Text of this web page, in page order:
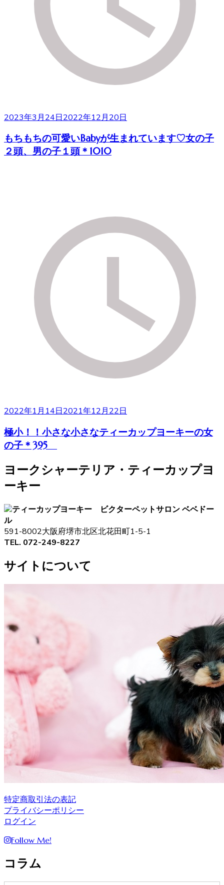
2023年3月24日2022年12月20日
もちもちの可愛いBabyが生まれています♡女の子
２頭、男の子１頭＊1010
2022年1月14日2021年12月22日
極小！！小さな小さなティーカップヨーキーの女
の子＊395
ヨークシャーテリア・ティーカップヨ
ーキー
ペットサロン ベベドー
ル
591-8002大阪府堺市北区北花田町1-5-1
TEL. 072-249-8227
サイトについて
特定商取引法の表記
プライバシーポリシー
ログイン
Follow Me!
コラム